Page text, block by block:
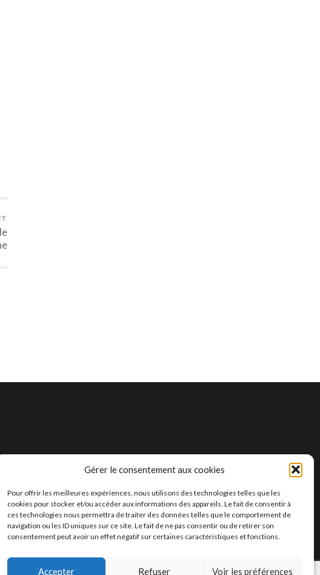
Gérer le consentement aux cookies
Pour offrir les meilleures expériences, nous utilisons des technologies telles que les
cookies pour stocker et/ou accéder aux informations des appareils. Le fait de consentir à
ces technologies nous permettra de traiter des données telles que le comportement de
navigation ou les ID uniques sur ce site. Le fait de ne pas consentir ou de retirer son
consentement peut avoir un effet négatif sur certaines caractéristiques et fonctions.
Accepter Refuser Voir les préférences
ADAPTED BYSLAIM HANI BENMOUSSA AMINE UP ↑